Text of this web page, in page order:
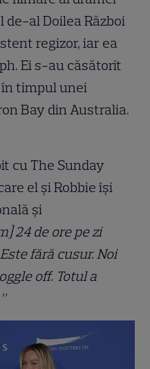
de-al Doilea Război
regizor, iar ea
Ei s-au căsătorit
în timpul unei
Bay din Australia.
cu The Sunday
el și Robbie își
și
24 de ore pe zi
fără cusur. Noi
off. Totul a